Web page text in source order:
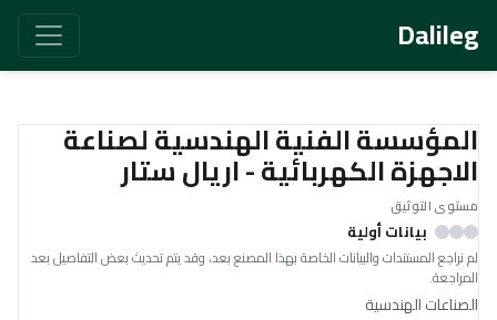
Dalileg
المؤسسة الفنية الهندسية لصناعة
الاجهزة الكهربائية - اريال ستار
مستوى التوثيق
بيانات أولية
لم نراجع المستندات والبيانات الخاصة بهذا المصنع بعد، وقد يتم تحديث بعض التفاصيل بعد
المراجعة.
الصناعات الهندسية